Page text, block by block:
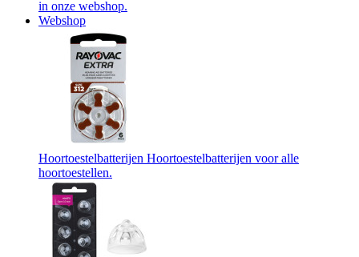
in onze webshop.
Webshop
Hoortoestelbatterijen Hoortoestelbatterijen voor alle
hoortoestellen.